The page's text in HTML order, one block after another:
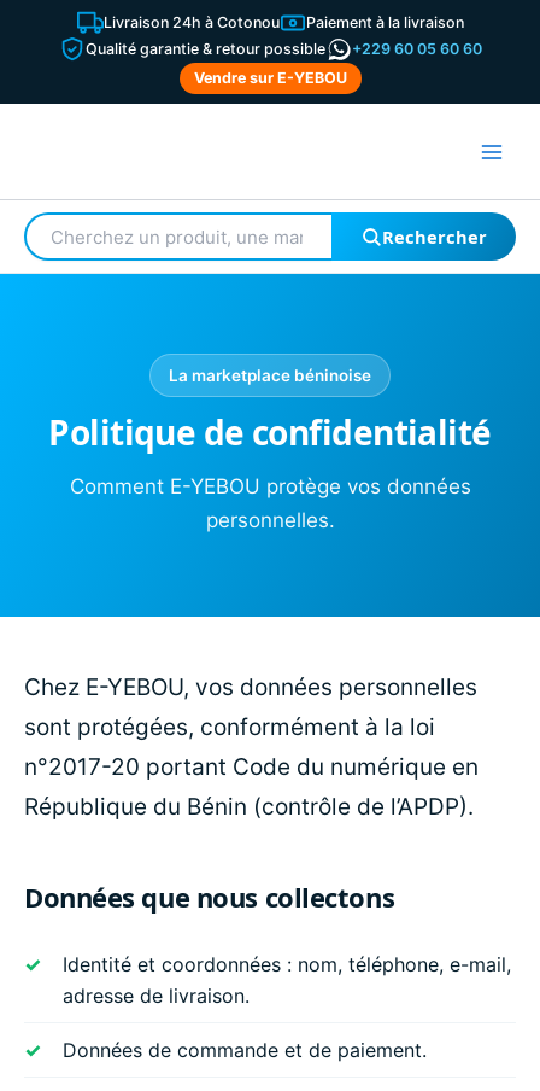
Livraison 24h à Cotonou
Paiement à la livraison
Qualité garantie & retour possible
+229 60 05 60 60
Vendre sur E-YEBOU
Rechercher
un
produit
Rechercher
La marketplace béninoise
Politique de confidentialité
Comment E-YEBOU protège vos données
personnelles.
Chez E-YEBOU, vos données personnelles
sont protégées, conformément à la loi
n°2017-20 portant Code du numérique en
République du Bénin (contrôle de l’APDP).
Données que nous collectons
Identité et coordonnées : nom, téléphone, e-mail,
adresse de livraison.
Données de commande et de paiement.